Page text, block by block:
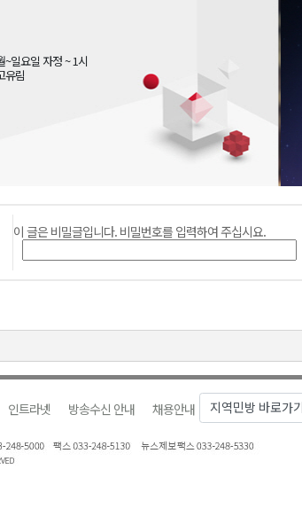
~일요일 자정 ~ 1시
유림
이 글은 비밀글입니다. 비밀번호를 입력하여 주십시요.
인트라넷 방송수신 안내 채용안내